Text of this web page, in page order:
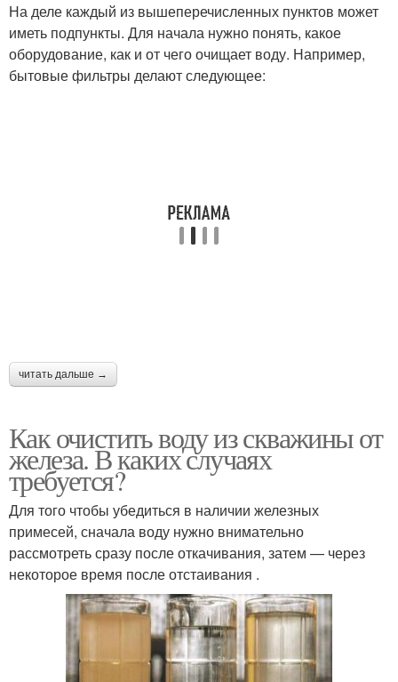
На деле каждый из вышеперечисленных пунктов может
иметь подпункты. Для начала нужно понять, какое
оборудование, как и от чего очищает воду. Например,
бытовые фильтры делают следующее:
читать дальше →
Как очистить воду из скважины от
железа. В каких случаях
требуется?
Для того чтобы убедиться в наличии железных
примесей, сначала воду нужно внимательно
рассмотреть сразу после откачивания, затем — через
некоторое время после отстаивания .